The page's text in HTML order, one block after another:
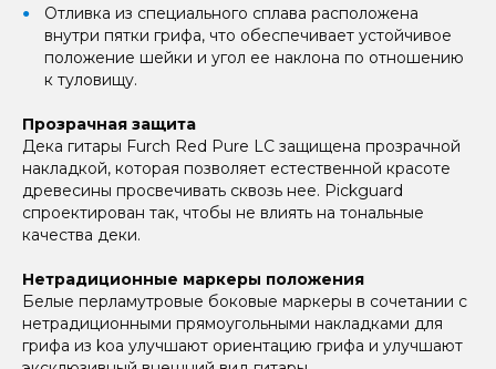
Отливка из специального сплава расположена
внутри пятки грифа, что обеспечивает устойчивое
положение шейки и угол ее наклона по отношению
к туловищу.
Прозрачная защита
Дека гитары Furch Red Pure LC защищена прозрачной
накладкой, которая позволяет естественной красоте
древесины просвечивать сквозь нее. Pickguard
спроектирован так, чтобы не влиять на тональные
качества деки.
Нетрадиционные маркеры положения
Белые перламутровые боковые маркеры в сочетании с
нетрадиционными прямоугольными накладками для
грифа из koa улучшают ориентацию грифа и улучшают